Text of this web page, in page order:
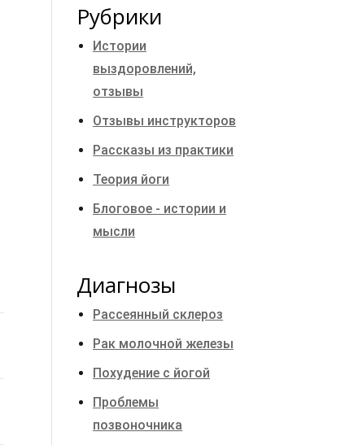
Рубрики
Истории
выздоровлений,
отзывы
Отзывы инструкторов
Рассказы из практики
Теория йоги
Блоговое - истории и
мысли
Диагнозы
Рассеянный склероз
Рак молочной железы
Похудение с йогой
Проблемы
позвоночника